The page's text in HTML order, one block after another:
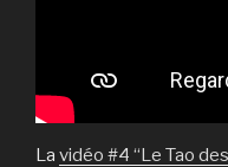
La vidéo #4 “Le Tao